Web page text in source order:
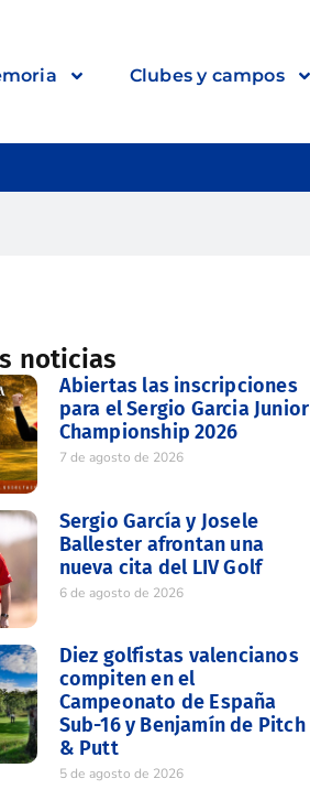
Clubes y campos
noticias
Abiertas las inscripciones
para el Sergio Garcia Junior
Championship 2026
7 de agosto de 2026
Sergio García y Josele
Ballester afrontan una
nueva cita del LIV Golf
6 de agosto de 2026
Diez golfistas valencianos
compiten en el
Campeonato de España
Sub-16 y Benjamín de Pitch
& Putt
5 de agosto de 2026